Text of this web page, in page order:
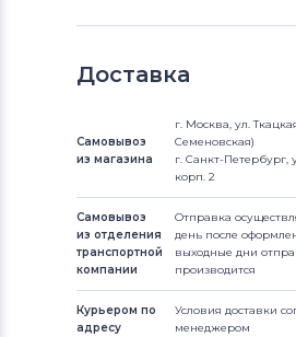
Доставка
Самовывоз
из магазина
г. Москва, ул.
Семеновская)
г. Санкт-Петербург,
корп. 2
Самовывоз
из отделения
транспортной
компании
Отправка
день после
выходные дни
производится
Курьером по
адресу
Условия доставки
менеджером